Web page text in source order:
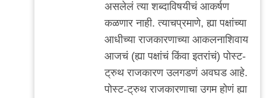
असलेलं त्या शब्दाविषयीचं आकर्षण
कळणार नाही. त्याचप्रमाणे, ह्या पक्षांच्या
आधीच्या राजकारणाच्या आकलनाशिवाय
आजचं (ह्या पक्षांचं किंवा इतरांचं) पोस्ट-
ट्रुथ राजकारण उलगडणं अवघड आहे.
पोस्ट-ट्रुथ राजकारणाचा उगम होणं ह्या